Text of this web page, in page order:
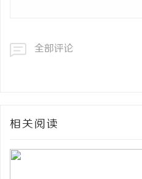
全部评论
相关阅读